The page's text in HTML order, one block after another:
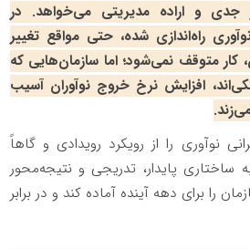
جدی و اراده مدیریتی می‌خواهد. در
راه‌اندازی شده، حتی مواقع تغییر
کار متوقف نمی‌شود؛ اما سازمان‌هایی که
افزایش نرخ خروج نوآوران آسیب
نوآوری را از رویکرد رویدادی و گاهاً
ساختاری پایدار، تدریجی و نتیجه‌محور
را برای دهه آینده آماده کند و در برابر